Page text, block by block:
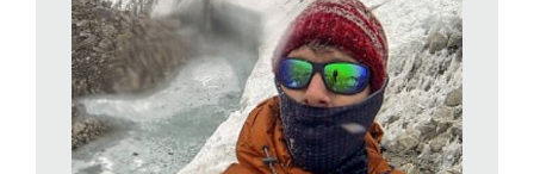
cancellare tutte le foto scattate. Il momento peggiore è stato
quando nel campo base per l’ascesa al Monte Everest si è
preso una grave infezione intestinale, aggravata dall’altitudine e
da un’intossicazione con i farmaci.
La fidanzata di Jack, Alice, ha condiviso molte delle sue
sventure. A stretto rigor di logica Alice avrebbe dunque diritto al